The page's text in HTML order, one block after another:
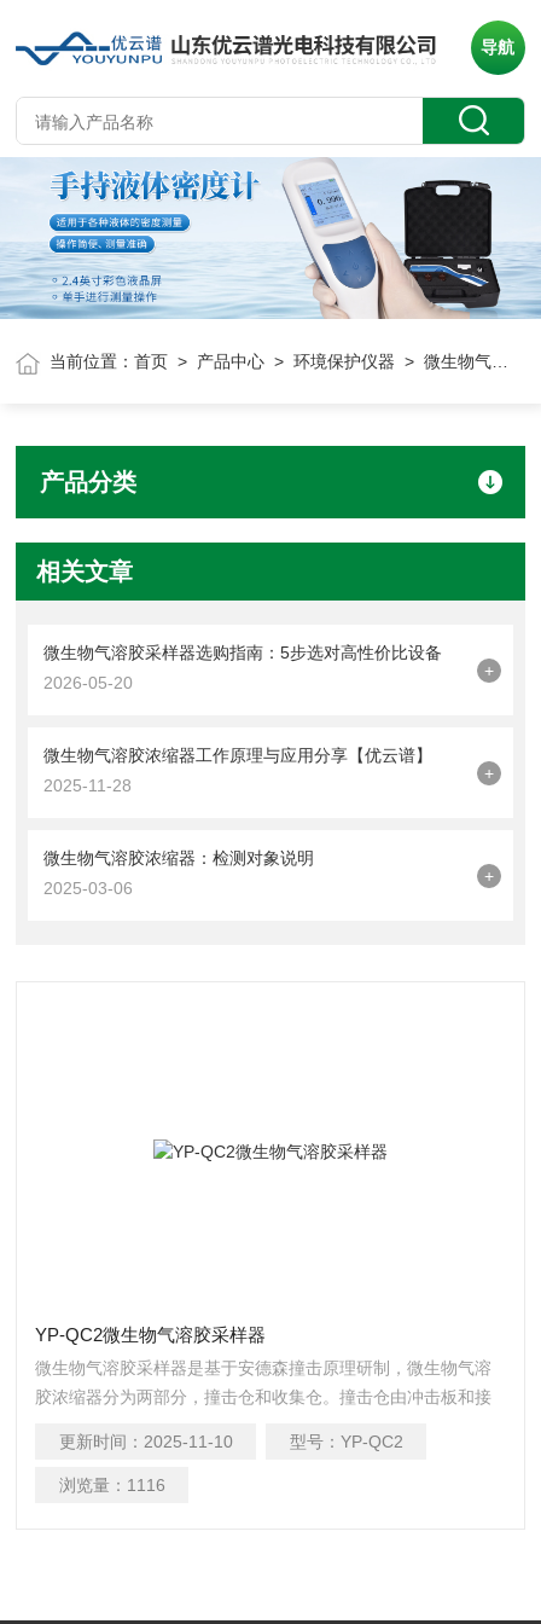
导航
当前位置：首页 > 产品中心 >环境保护仪器 > 微生物气溶胶采样器
产品分类
相关文章
微生物气溶胶采样器选购指南：5步选对高性价比设备
2026-05-20
+
微生物气溶胶浓缩器工作原理与应用分享【优云谱】
2025-11-28
+
微生物气溶胶浓缩器：检测对象说明
2025-03-06
+
YP-QC2微生物气溶胶采样器
微生物气溶胶采样器是基于安德森撞击原理研制，微生物气溶
胶浓缩器分为两部分，撞击仓和收集仓。撞击仓由冲击板和接
更新时间： 2025-11-10 型号： YP-QC2
浏览量： 1116